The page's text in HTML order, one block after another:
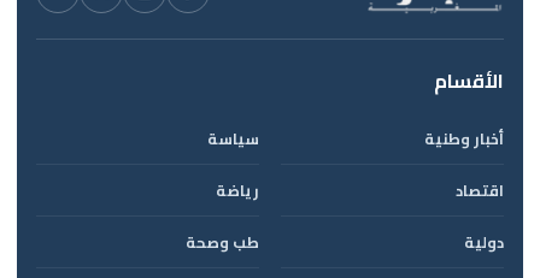
الأقسام
أخبار وطنية
سياسة
اقتصاد
رياضة
دولية
طب وصحة